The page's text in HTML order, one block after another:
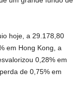
hoje, a 29.178,80
em Hong Kong, a
0,28% em
de 0,75% em